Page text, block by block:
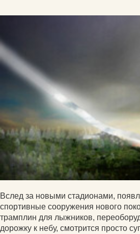
Вслед за новыми стадионами,
спортивные сооружения нового
трамплин для лыжников,
дорожку к небу, смотрится просто